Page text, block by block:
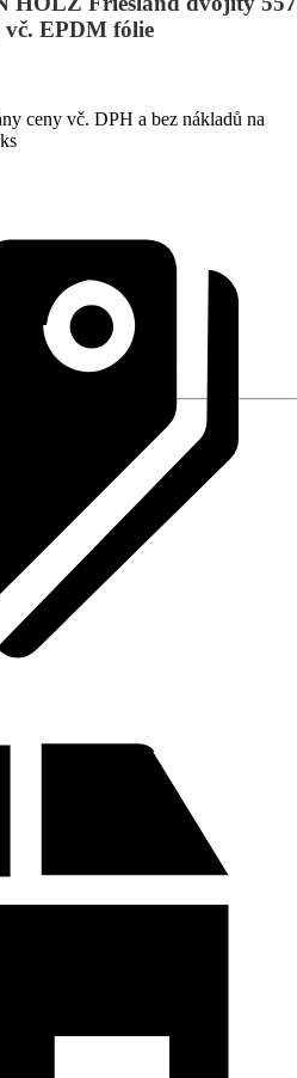
EPDM fólie
ceny vč. DPH a bez nákladů na
ks